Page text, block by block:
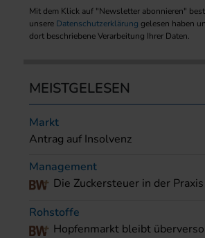
Mit dem Klick auf "Newsletter abonnieren"
unsere Datenschutzerklärung gelesen haben
dort beschriebene Verarbeitung Ihrer Daten.
MEISTGELESEN
Markt
Antrag auf Insolvenz
Management
Die Zuckersteuer in der Praxis
Rohstoffe
Hopfenmarkt bleibt